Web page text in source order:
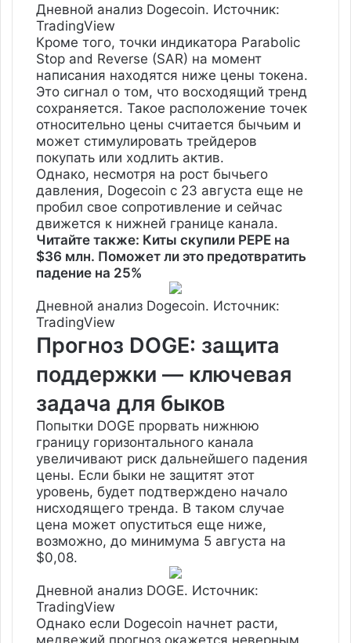
Дневной анализ Dogecoin. Источник:
TradingView
Кроме того, точки индикатора Parabolic
Stop and Reverse (SAR) на момент
написания находятся ниже цены токена.
Это сигнал о том, что восходящий тренд
сохраняется. Такое расположение точек
относительно цены считается бычьим и
может стимулировать трейдеров
покупать или ходлить актив.
Однако, несмотря на рост бычьего
давления, Dogecoin с 23 августа еще не
пробил свое сопротивление и сейчас
движется к нижней границе канала.
Читайте также: Киты скупили PEPE на
$36 млн. Поможет ли это предотвратить
падение на 25%
Дневной анализ Dogecoin. Источник:
TradingView
Прогноз DOGE: защита
поддержки — ключевая
задача для быков
Попытки DOGE прорвать нижнюю
границу горизонтального канала
увеличивают риск дальнейшего падения
цены. Если быки не защитят этот
уровень, будет подтверждено начало
нисходящего тренда. В таком случае
цена может опуститься еще ниже,
возможно, до минимума 5 августа на
$0,08.
Дневной анализ DOGE. Источник:
TradingView
Однако если Dogecoin начнет расти,
медвежий прогноз окажется неверным.